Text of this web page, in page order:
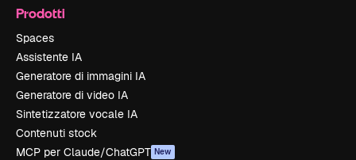
Prodotti
Spaces
Assistente IA
Generatore di immagini IA
Generatore di video IA
Sintetizzatore vocale IA
Contenuti stock
MCP per Claude/ChatGPT New